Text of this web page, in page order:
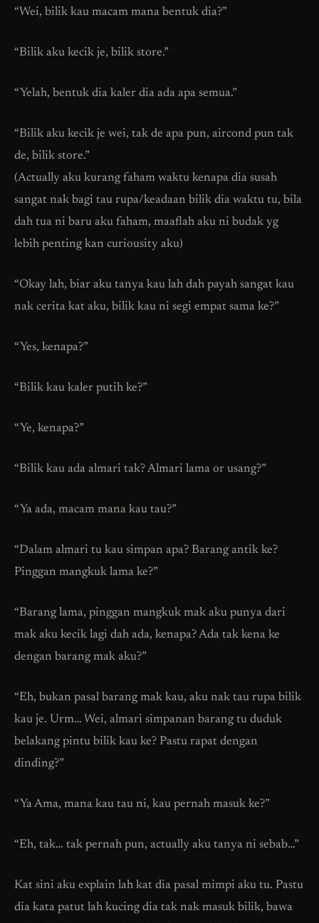
“Wei, bilik kau macam mana bentuk dia?”
“Bilik aku kecik je, bilik store.”
“Yelah, bentuk dia kaler dia ada apa semua.”
“Bilik aku kecik je wei, tak de apa pun, aircond pun tak
de, bilik store.”
(Actually aku kurang faham waktu kenapa dia susah
sangat nak bagi tau rupa/keadaan bilik dia waktu tu, bila
dah tua ni baru aku faham, maaflah aku ni budak yg
lebih penting kan curiousity aku)
“Okay lah, biar aku tanya kau lah dah payah sangat kau
nak cerita kat aku, bilik kau ni segi empat sama ke?”
“Yes, kenapa?”
“Bilik kau kaler putih ke?”
“Ye, kenapa?”
“Bilik kau ada almari tak? Almari lama or usang?”
“Ya ada, macam mana kau tau?”
“Dalam almari tu kau simpan apa? Barang antik ke?
Pinggan mangkuk lama ke?”
“Barang lama, pinggan mangkuk mak aku punya dari
mak aku kecik lagi dah ada, kenapa? Ada tak kena ke
dengan barang mak aku?”
“Eh, bukan pasal barang mak kau, aku nak tau rupa bilik
kau je. Urm… Wei, almari simpanan barang tu duduk
belakang pintu bilik kau ke? Pastu rapat dengan
dinding?”
“Ya Ama, mana kau tau ni, kau pernah masuk ke?”
“Eh, tak… tak pernah pun, actually aku tanya ni sebab…”
Kat sini aku explain lah kat dia pasal mimpi aku tu. Pastu
dia kata patut lah kucing dia tak nak masuk bilik, bawa